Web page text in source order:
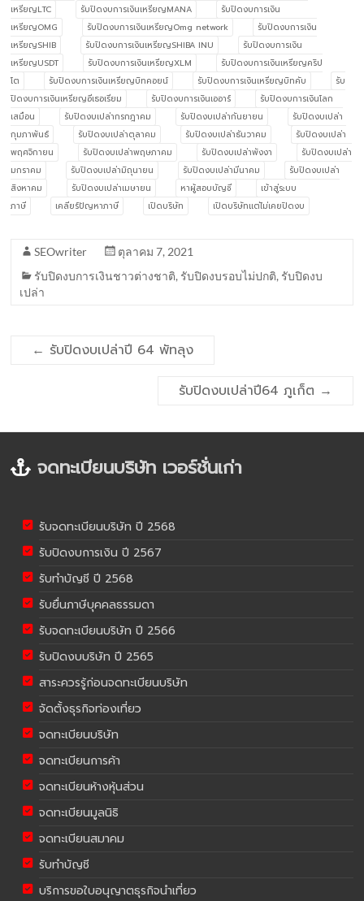
เหรียญLTC รับปิดงบการเงินเหรียญMANA
รับปิดงบการเงิน
เหรียญOMG
รับปิดงบการเงินเหรียญOmg network
รับปิดงบการเงิน
เหรียญSHIB
รับปิดงบการเงินเหรียญSHIBA INU
รับปิดงบการเงิน
เหรียญUSDT
รับปิดงบการเงินเหรียญXLM
รับปิดงบการเงินเหรียญคริป
โต
รับปิดงบการเงินเหรียญบิทคอยน์ รับปิดงบการเงินเหรียญบิทคับ
รับ
ปิดงบการเงินเหรียญอีเธอเรียม
รับปิดงบการเงินเออาร์
รับปิดงบการเงินโลก
เสมือน
รับปิดงบเปล่ากรกฎาคม รับปิดงบเปล่ากันยายน
รับปิดงบเปล่า
กุมภาพันธ์
รับปิดงบเปล่าตุลาคม รับปิดงบเปล่าธันวาคม
รับปิดงบเปล่า
พฤศจิกายน
รับปิดงบเปล่าพฤษภาคม รับปิดงบเปล่าพังงา
รับปิดงบเปล่า
มกราคม
รับปิดงบเปล่ามิถุนายน รับปิดงบเปล่ามีนาคม
รับปิดงบเปล่า
สิงหาคม
รับปิดงบเปล่าเมษายน หาผู้สอบบัญชี
เข้าสู่ระบบ
ภาษี
เคลียร์ปัญหาภาษี เปิดบริษัท เปิดบริษัทแต่ไม่เคยปิดงบ
SEOwriter
ตุลาคม 7, 2021
รับปิดงบการเงินชาวต่างชาติ, รับปิดงบรอบไม่ปกติ, รับปิดงบ
เปล่า
← รับปิดงบเปล่าปี 64 พัทลุง
รับปิดงบเปล่าปี64 ภูเก็ต →
จดทะเบียนบริษัท เวอร์ชั่นเก่า
รับจดทะเบียนบริษัท ปี 2568
รับปิดงบการเงิน ปี 2567
รับทำบัญชี ปี 2568
รับยื่นภาษีบุคคลธรรมดา
รับจดทะเบียนบริษัท ปี 2566
รับปิดงบบริษัท ปี 2565
สาระควรรู้ก่อนจดทะเบียนบริษัท
จัดตั้งธุรกิจท่องเที่ยว
จดทะเบียนบริษัท
จดทะเบียนการค้า
จดทะเบียนห้างหุ้นส่วน
จดทะเบียนมูลนิธิ
จดทะเบียนสมาคม
รับทำบัญชี
บริการขอใบอนุญาตธุรกิจนำเที่ยว